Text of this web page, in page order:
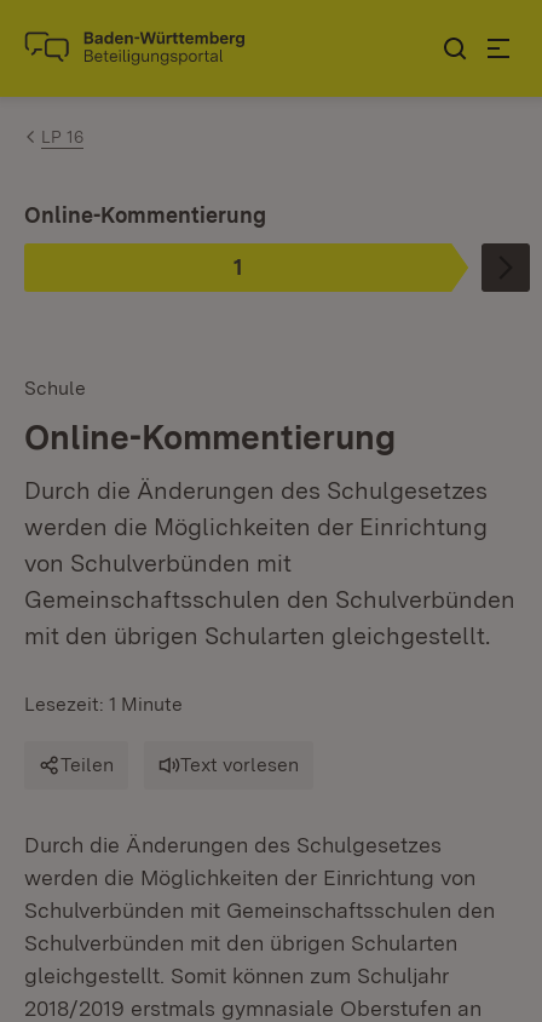
Zum Inhalt springen
Link zur Startseite
LP 16
Phase
1
:
Ist ausgewählt.
Online-Kommentierung
Schule
Online-Kommentierung
Durch die Änderungen des Schulgesetzes
werden die Möglichkeiten der Einrichtung
von Schulverbünden mit
Gemeinschaftsschulen den Schulverbünden
mit den übrigen Schularten gleichgestellt.
Lesezeit: 1 Minute
Teilen Text vorlesen
Durch die Änderungen des Schulgesetzes
werden die Möglichkeiten der Einrichtung von
Schulverbünden mit Gemeinschaftsschulen den
Schulverbünden mit den übrigen Schularten
gleichgestellt. Somit können zum Schuljahr
2018/2019 erstmals gymnasiale Oberstufen an